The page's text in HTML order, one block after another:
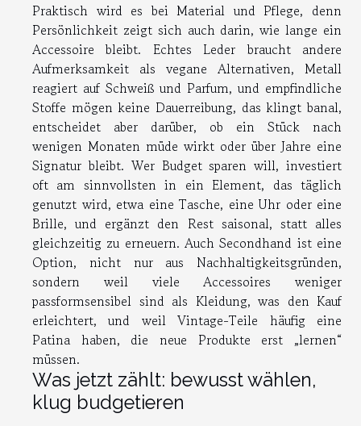
Praktisch wird es bei Material und Pflege, denn
Persönlichkeit zeigt sich auch darin, wie lange ein
Accessoire bleibt. Echtes Leder braucht andere
Aufmerksamkeit als vegane Alternativen, Metall
reagiert auf Schweiß und Parfum, und empfindliche
Stoffe mögen keine Dauerreibung, das klingt banal,
entscheidet aber darüber, ob ein Stück nach
wenigen Monaten müde wirkt oder über Jahre eine
Signatur bleibt. Wer Budget sparen will, investiert
oft am sinnvollsten in ein Element, das täglich
genutzt wird, etwa eine Tasche, eine Uhr oder eine
Brille, und ergänzt den Rest saisonal, statt alles
gleichzeitig zu erneuern. Auch Secondhand ist eine
Option, nicht nur aus Nachhaltigkeitsgründen,
sondern weil viele Accessoires weniger
passformsensibel sind als Kleidung, was den Kauf
erleichtert, und weil Vintage-Teile häufig eine
Patina haben, die neue Produkte erst „lernen“
müssen.
Was jetzt zählt: bewusst wählen,
klug budgetieren